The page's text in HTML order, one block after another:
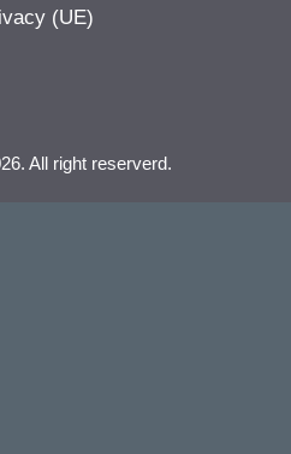
(UE)
All right reserverd.